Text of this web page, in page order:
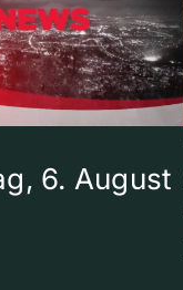
6. August